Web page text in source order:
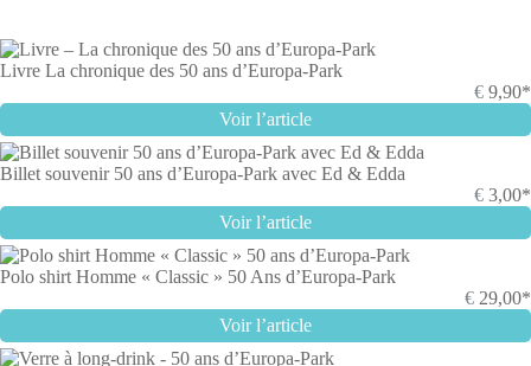
Livre La chronique des 50 ans d’Europa-Park
€ 9,90*
Voir l’article
Billet souvenir 50 ans d’Europa-Park avec Ed & Edda
€ 3,00*
Voir l’article
Polo shirt Homme « Classic » 50 Ans d’Europa-Park
€ 29,00*
Voir l’article